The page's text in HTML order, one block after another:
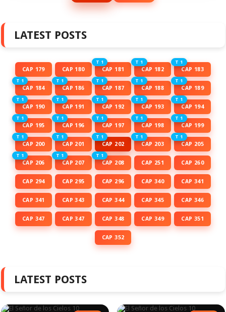
LATEST POSTS
CAP 179 CAP 180
T 1
CAP 181
T 1
CAP 182
T 1
CAP 183
T 1
CAP 184
T 1
CAP 186
T 1
CAP 187
T 1
CAP 188
T 1
CAP 189
T 1
CAP 190
T 1
CAP 191
T 1
CAP 192
T 1
CAP 193
T 1
CAP 194
T 1
CAP 195
T 1
CAP 196
T 1
CAP 197
T 1
CAP 198
T 1
CAP 199
T 1
CAP 200
T 1
CAP 201
T 1
CAP 202
T 1
CAP 203
T 1
CAP 205
T 1
CAP 206
T 1
CAP 207
T 1
CAP 208 CAP 251 CAP 260
CAP 294 CAP 295 CAP 296 CAP 340 CAP 341
CAP 341 CAP 343 CAP 344 CAP 345 CAP 346
CAP 347 CAP 347 CAP 348 CAP 349 CAP 351
CAP 352
LATEST POSTS